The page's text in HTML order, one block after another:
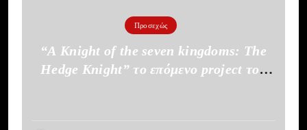
Προσεχώς
“A Knight of the seven kingdoms: The
Hedge Knight” το επόμενο project του